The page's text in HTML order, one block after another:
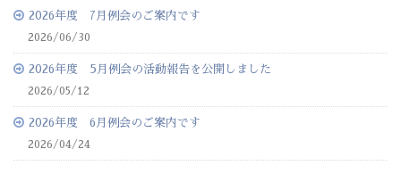
2026年度 7月例会のご案内です
2026/06/30
2026年度 5月例会の活動報告を公開しました
2026/05/12
2026年度 6月例会のご案内です
2026/04/24